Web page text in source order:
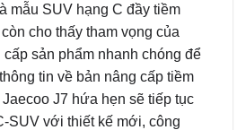
mẫu SUV hạng C đầy tiềm
cho thấy tham vọng của
sản phẩm nhanh chóng để
tin về bản nâng cấp tiềm
J7 hứa hẹn sẽ tiếp tục
SUV với thiết kế mới, công